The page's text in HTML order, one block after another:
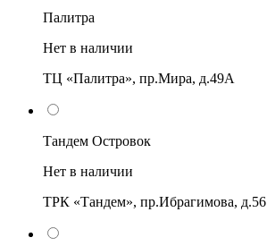
Палитра
Нет в наличии
ТЦ «Палитра», пр.Мира, д.49А
Тандем Островок
Нет в наличии
ТРК «Тандем», пр.Ибрагимова, д.56